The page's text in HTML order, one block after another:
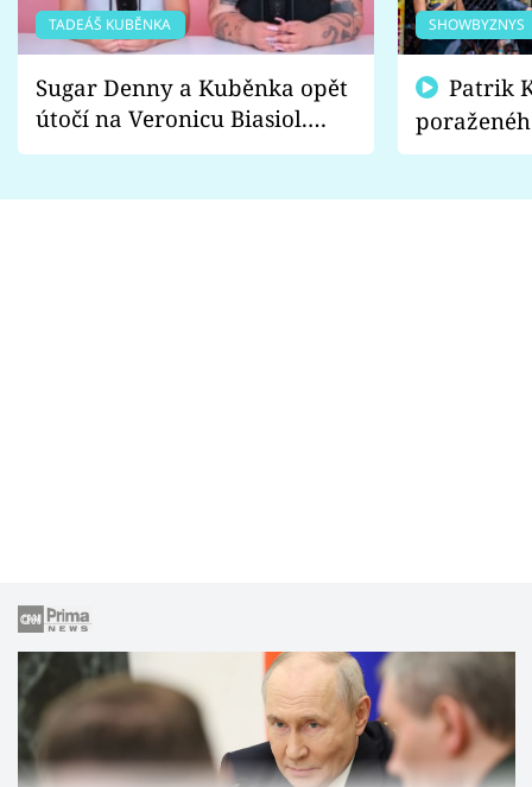
TADEÁŠ KUBĚNKA
Sugar Denny a Kuběnka opět
útočí na Veronicu Biasiol.
Proč je podle nich falešná a
SHOWBYZNYS
fanoušci